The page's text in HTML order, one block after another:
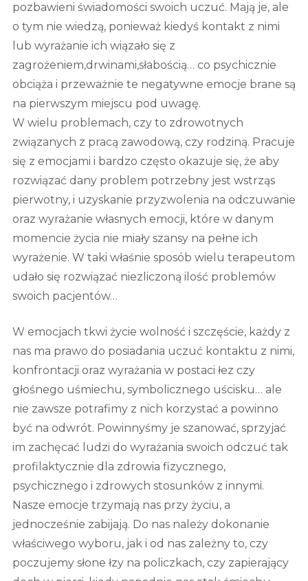
pozbawieni świadomości swoich uczuć. Mają je, ale
o tym nie wiedzą, ponieważ kiedyś kontakt z nimi
lub wyrażanie ich wiązało się z
zagrożeniem,drwinami,słabością… co psychicznie
obciąża i przeważnie te negatywne emocje brane są
na pierwszym miejscu pod uwagę.
W wielu problemach, czy to zdrowotnych
związanych z pracą zawodową, czy rodziną. Pracuje
się z emocjami i bardzo często okazuje się, że aby
rozwiązać dany problem potrzebny jest wstrząs
pierwotny, i uzyskanie przyzwolenia na odczuwanie
oraz wyrażanie własnych emocji, które w danym
momencie życia nie miały szansy na pełne ich
wyrażenie. W taki właśnie sposób wielu terapeutom
udało się rozwiązać niezliczoną ilość problemów
swoich pacjentów…
W emocjach tkwi życie wolność i szczęście, każdy z
nas ma prawo do posiadania uczuć kontaktu z nimi,
konfrontacji oraz wyrażania w postaci łez czy
głośnego uśmiechu, symbolicznego uścisku… ale
nie zawsze potrafimy z nich korzystać a powinno
być na odwrót. Powinnyśmy je szanować, sprzyjać
im zachęcać ludzi do wyrażania swoich odczuć tak
profilaktycznie dla zdrowia fizycznego,
psychicznego i zdrowych stosunków z innymi.
Nasze emocje trzymają nas przy życiu, a
jednocześnie zabijają. Do nas należy dokonanie
właściwego wyboru, jak i od nas zależny to, czy
poczujemy słone łzy na policzkach, czy zapierający